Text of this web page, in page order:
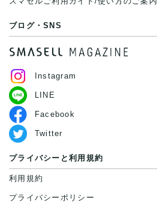
ブログ・SNS
Instagram
LINE
Facebook
Twitter
プライバシーと利用規約
利用規約
プライバシーポリシー